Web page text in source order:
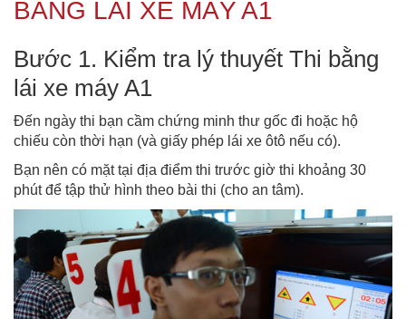
BẰNG LÁI XE MÁY A1
Bước 1. Kiểm tra lý thuyết Thi bằng
lái xe máy A1
Đến ngày thi bạn cầm chứng minh thư gốc đi hoặc hộ
chiếu còn thời hạn (và giấy phép lái xe ôtô nếu có).
Bạn nên có mặt tại địa điểm thi trước giờ thi khoảng 30
phút để tập thử hình theo bài thi (cho an tâm).